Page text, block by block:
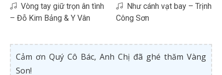
Vòng tay giữ trọn ân tình
– Đỗ Kim Bảng & Y Vân
Như cánh vạt bay – Trịnh
Công Sơn
Cảm ơn Quý Cô Bác, Anh Chị đã ghé thăm Vàng
Son!